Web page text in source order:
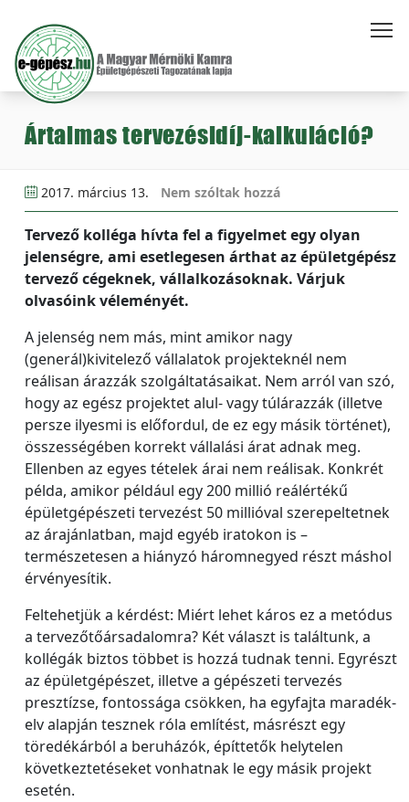
Ártalmas tervezésidíj-kalkuláció?
2017. március 13. Nem szóltak hozzá
Tervező kolléga hívta fel a figyelmet egy olyan
jelenségre, ami esetlegesen árthat az épületgépész
tervező cégeknek, vállalkozásoknak. Várjuk
olvasóink véleményét.
A jelenség nem más, mint amikor nagy
(generál)kivitelező vállalatok projekteknél nem
reálisan árazzák szolgáltatásaikat. Nem arról van szó,
hogy az egész projektet alul- vagy túlárazzák (illetve
persze ilyesmi is előfordul, de ez egy másik történet),
összességében korrekt vállalási árat adnak meg.
Ellenben az egyes tételek árai nem reálisak. Konkrét
példa, amikor például egy 200 millió reálértékű
épületgépészeti tervezést 50 millióval szerepeltetnek
az árajánlatban, majd egyéb iratokon is –
természetesen a hiányzó háromnegyed részt máshol
érvényesítik.
Feltehetjük a kérdést: Miért lehet káros ez a metódus
a tervezőtőársadalomra? Két választ is találtunk, a
kollégák biztos többet is hozzá tudnak tenni. Egyrészt
az épületgépészet, illetve a gépészeti tervezés
presztízse, fontossága csökken, ha egyfajta maradék-
elv alapján tesznek róla említést, másrészt egy
töredékárból a beruházók, építtetők helytelen
következtetéseket vonhatnak le egy másik projekt
esetén.